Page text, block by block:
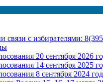
связи с избирателями:
20 сентября 2026
14 сентября 2025
8 сентября 2024